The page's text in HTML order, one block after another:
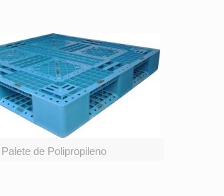
Palete de Polipropileno